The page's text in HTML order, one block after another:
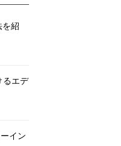
紹
るエデ
イン